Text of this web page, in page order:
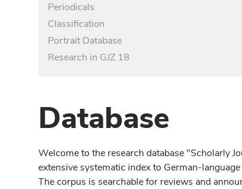
Periodicals
Classification
Portrait Database
Research in GJZ 18
Database
Welcome to the research database "Scholarly
extensive systematic index to German-
The corpus is searchable for reviews and